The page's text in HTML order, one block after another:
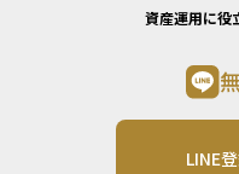
資産運用に役
LINE